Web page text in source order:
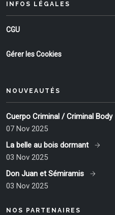
INFOS LÉGALES
CGU
Gérer les Cookies
NOUVEAUTÉS
Cuerpo Criminal / Criminal Body
07 Nov 2025
La belle au bois dormant
03 Nov 2025
Don Juan et Sémiramis
03 Nov 2025
NOS PARTENAIRES